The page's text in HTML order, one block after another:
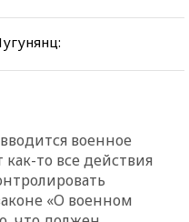
военное
то все действия
«О военном